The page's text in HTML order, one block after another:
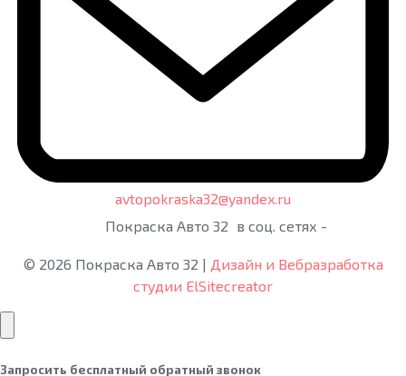
avtopokraska32@yandex.ru
Покраска Авто 32 в соц. сетях -
© 2026 Покраска Авто 32 | Дизайн и Вебразработка
студии ElSitecreator
Запросить бесплатный обратный звонок